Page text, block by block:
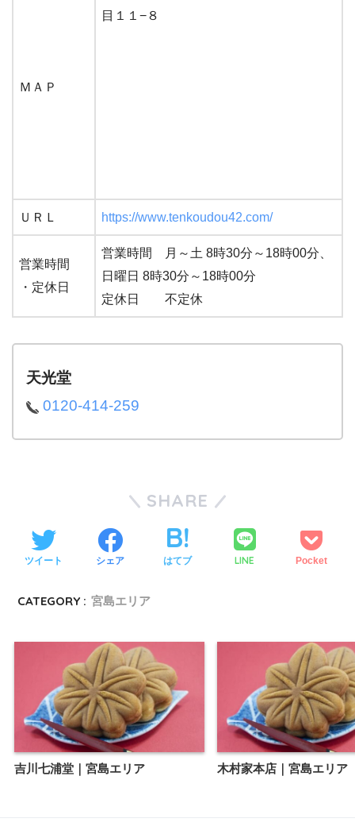
ＭＡＰ
目１１−８
ＵＲＬ https://www.tenkoudou42.com/
営業時間
・定休日
営業時間 月～土 8時30分～18時00分、
日曜日 8時30分～18時00分
定休日 不定休
天光堂
0120-414-259
SHARE
ツイート シェア はてブ LINE Pocket
CATEGORY : 宮島エリア
吉川七浦堂｜宮島エリア 木村家本店｜宮島エリア